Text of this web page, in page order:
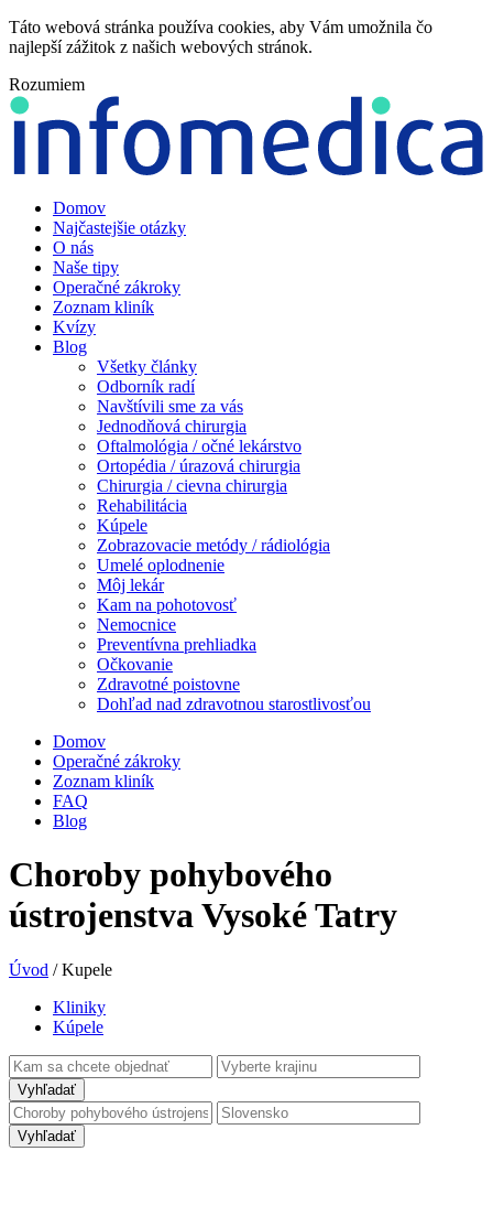
Táto webová stránka používa cookies, aby Vám umožnila čo
najlepší zážitok z našich webových stránok.
Rozumiem
Domov
Najčastejšie otázky
O nás
Naše tipy
Operačné zákroky
Zoznam kliník
Kvízy
Blog
Všetky články
Odborník radí
Navštívili sme za vás
Jednodňová chirurgia
Oftalmológia / očné lekárstvo
Ortopédia / úrazová chirurgia
Chirurgia / cievna chirurgia
Rehabilitácia
Kúpele
Zobrazovacie metódy / rádiológia
Umelé oplodnenie
Môj lekár
Kam na pohotovosť
Nemocnice
Preventívna prehliadka
Očkovanie
Zdravotné poistovne
Dohľad nad zdravotnou starostlivosťou
Domov
Operačné zákroky
Zoznam kliník
FAQ
Blog
Choroby pohybového
ústrojenstva Vysoké Tatry
Úvod /Kupele
Kliniky
Kúpele
Vyhľadať
Vyhľadať